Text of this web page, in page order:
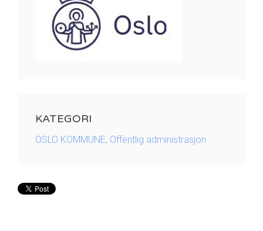
KATEGORI
OSLO KOMMUNE, Offentlig administrasjon